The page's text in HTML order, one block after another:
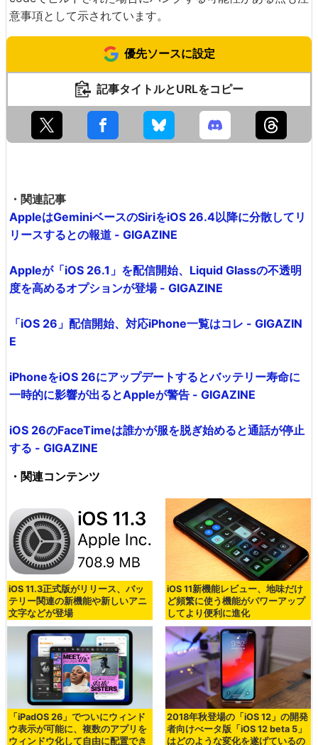
意事項として示されています。
優先ソースに設定
記事タイトルとURLをコピー
・関連記事
AppleはGeminiベースのSiriをiOS 26.4以降に分散してリ
リースするとの報道 - GIGAZINE
Appleが「iOS 26.1」を配信開始、Liquid Glassの不透明
度を高めるオプションが登場 - GIGAZINE
「iOS 26」配信開始、対応iPhone一覧はコレ - GIGAZIN
E
iPhoneをiOS 26にアップデートするとバッテリー寿命に
一時的に影響が出るとAppleが警告 - GIGAZINE
iOS 26のFaceTimeは誰かが服を脱ぎ始めると通話が停止
する - GIGAZINE
・関連コンテンツ
iOS 11.3正式版がリリース、バッ
テリー関連の新機能や新しいアニ
文字などが登場
iOS 11新機能レビュー、地味だけ
ど頻繁に使う機能がパワーアップ
してより便利に進化
「iPadOS 26」でついにウィンド
ウ表示が可能に、複数のアプリを
ウィンドウ化して自由に配置でき
2018年秋登場の「iOS 12」の開発
者向けべータ版「iOS 12 beta 5」
はどのような変化を遂げているの